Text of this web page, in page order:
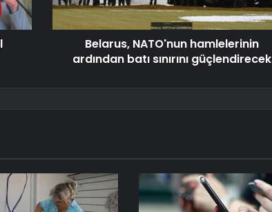
Belarus, NATO'nun hamlelerinin
ardından batı sınırını güçlendirecek